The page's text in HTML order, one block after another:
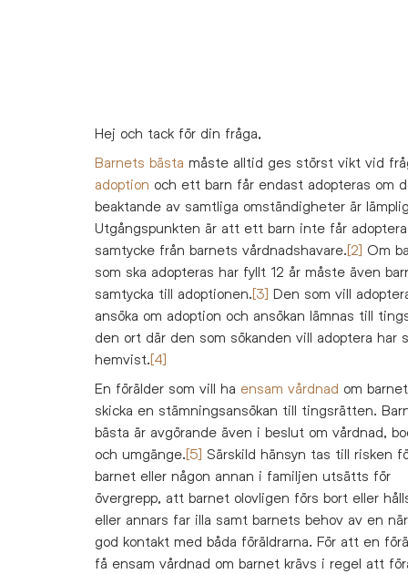
Hej och tack för din fråga,
Barnets bästa måste alltid ges störst vikt vid
adoption och ett barn får endast adopteras om
beaktande av samtliga omständigheter är
Utgångspunkten är att ett barn inte får
samtycke från barnets vårdnadshavare. [2] Om
som ska adopteras har fyllt 12 år måste även
samtycka till adoptionen. [3] Den som vill
ansöka om adoption och ansökan lämnas till
den ort där den som sökanden vill adoptera har
hemvist. [4]
En förälder som vill ha ensam vårdnad om
skicka en stämningsansökan till tingsrätten.
bästa är avgörande även i beslut om vårdnad,
och umgänge. [5] Särskild hänsyn tas till risken
barnet eller någon annan i familjen utsätts för
övergrepp, att barnet olovligen förs bort eller
eller annars far illa samt barnets behov av en
god kontakt med båda föräldrarna. För att en
få ensam vårdnad om barnet krävs i regel att